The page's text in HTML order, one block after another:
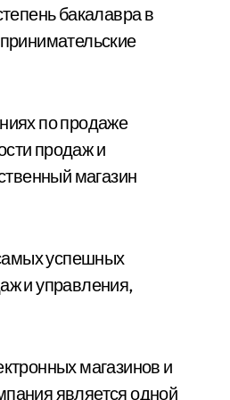
бакалавра в
по продаже
продаж и
магазин
успешных
и управления,
магазинов и
является одной